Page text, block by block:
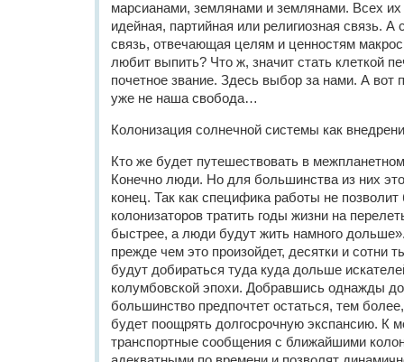
марсианами, землянами и землянами. Всех
идейная, партийная или религиозная связь. А
связь, отвечающая целям и ценностям
любит выпить? Что ж, значит стать клеткой
почетное звание. Здесь выбор за нами. А вот
уже не наша свобода…
Колонизация солнечной системы как
Кто же будет путешествовать в
Конечно люди. Но для большинства из них
конец. Так как специфика работы не
колонизаторов тратить годы жизни на
быстрее, а люди будут жить намного
прежде чем это произойдет, десятки и сотни
будут добираться туда куда дольше
колумбовской эпохи. Добравшись однажды до
большинство предпочтет остаться, тем
будет поощрять долгосрочную экспансию. К
транспортные сообщения с ближайшими